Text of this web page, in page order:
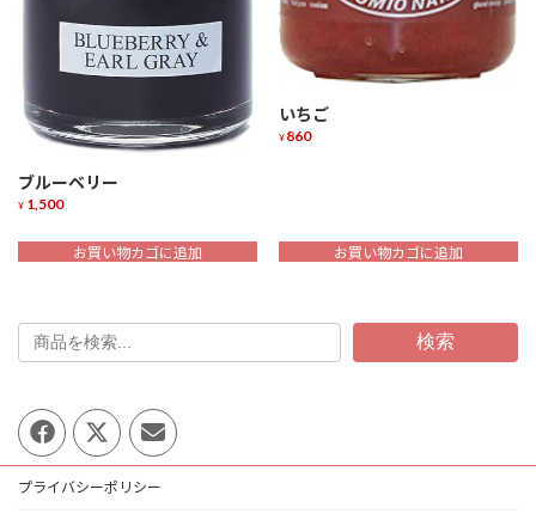
ブルーベリー
¥ 1,500
お買い物カゴに追加
いちご
¥ 860
お買い物カゴに追加
検索
プライバシーポリシー